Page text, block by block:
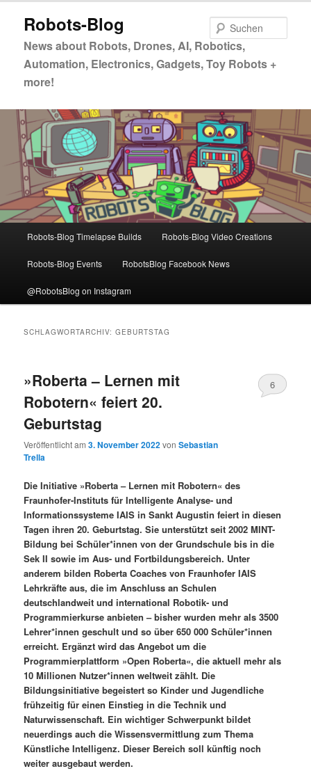
primären
springen
sekundären
springen
Robots-Blog
News about Robots, Drones, AI, Robotics,
Automation, Electronics, Gadgets, Toy Robots +
more!
Robots-Blog Timelapse Builds Robots-Blog Video Creations
Robots-Blog Events RobotsBlog Facebook News
@RobotsBlog on Instagram
SCHLAGWORTARCHIV:GEBURTSTAG
»Roberta – Lernen mit
Robotern« feiert 20.
Geburtstag
Veröffentlicht am3. November 2022vonSebastian
Trella
6
Die Initiative »Roberta – Lernen mit Robotern« des
Fraunhofer-Instituts für Intelligente Analyse- und
Informationssysteme IAIS in Sankt Augustin feiert in diesen
Tagen ihren 20. Geburtstag. Sie unterstützt seit 2002 MINT-
Bildung bei Schüler*innen von der Grundschule bis in die
Sek II sowie im Aus- und Fortbildungsbereich. Unter
anderem bilden Roberta Coaches von Fraunhofer IAIS
Lehrkräfte aus, die im Anschluss an Schulen
deutschlandweit und international Robotik- und
Programmierkurse anbieten – bisher wurden mehr als 3500
Lehrer*innen geschult und so über 650 000 Schüler*innen
erreicht. Ergänzt wird das Angebot um die
Programmierplattform »Open Roberta«, die aktuell mehr als
10 Millionen Nutzer*innen weltweit zählt. Die
Bildungsinitiative begeistert so Kinder und Jugendliche
frühzeitig für einen Einstieg in die Technik und
Naturwissenschaft. Ein wichtiger Schwerpunkt bildet
neuerdings auch die Wissensvermittlung zum Thema
Künstliche Intelligenz. Dieser Bereich soll künftig noch
weiter ausgebaut werden.